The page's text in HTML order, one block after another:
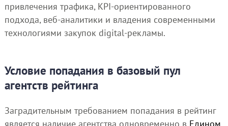
привлечения трафика, KPI-ориентированного
подхода, веб-аналитики и владения современными
технологиями закупок digital-рекламы.
Условие попадания в базовый пул
агентств рейтинга
Заградительным требованием попадания в рейтинг
является наличие агентства одновременно в Едином